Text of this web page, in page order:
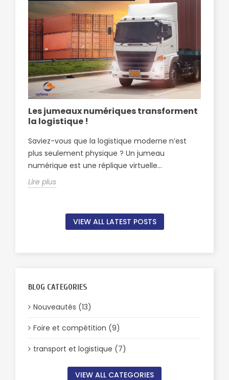
Les jumeaux numériques transforment
la logistique !
Saviez-vous que la logistique moderne n’est
plus seulement physique ? Un jumeau
numérique est une réplique virtuelle...
Lire plus
VIEW ALL LATEST POSTS
BLOG CATEGORIES
Nouveautés (13)
Foire et compétition (9)
transport et logistique (7)
VIEW ALL CATEGORIES